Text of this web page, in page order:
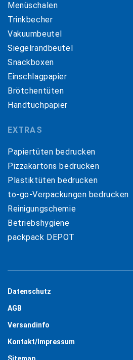
Menüschalen
Trinkbecher
Vakuumbeutel
Siegelrandbeutel
Snackboxen
Einschlagpapier
Brötchentüten
Handtuchpapier
EXTRAS
Papiertüten bedrucken
Pizzakartons bedrucken
Plastiktüten bedrucken
to-go-Verpackungen bedrucken
Reinigungschemie
Betriebshygiene
packpack DEPOT
Datenschutz
AGB
Versandinfo
Kontakt/Impressum